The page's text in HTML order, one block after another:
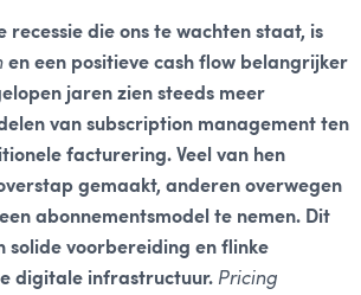
recessie die ons te wachten staat, is
en een positieve cash flow belangrijker
jaren zien steeds meer
van subscription management ten
facturering. Veel van hen
gemaakt, anderen overwegen
abonnementsmodel te nemen. Dit
solide voorbereiding en flinke
digitale infrastructuur. Pricing